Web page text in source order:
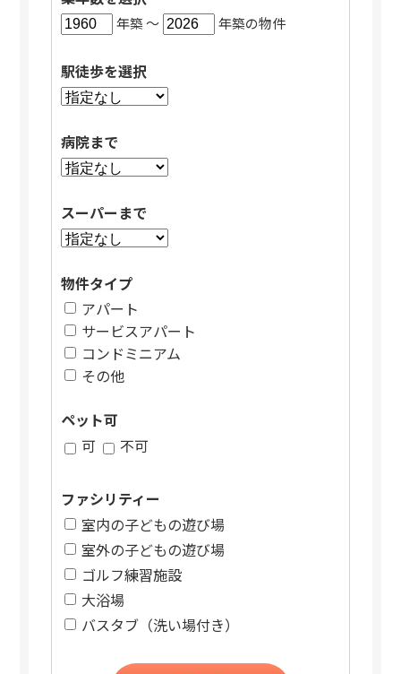
年築 〜 年築の物件
駅徒歩を選択
病院まで
スーパーまで
物件タイプ
アパート
サービスアパート
コンドミニアム
その他
ペット可
可
不可
ファシリティー
室内の子どもの遊び場
室外の子どもの遊び場
ゴルフ練習施設
大浴場
バスタブ（洗い場付き）